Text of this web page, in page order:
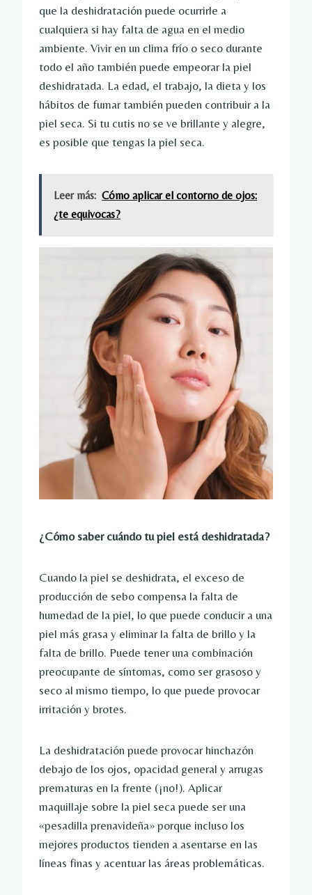
que la deshidratación puede ocurrirle a
cualquiera si hay falta de agua en el medio
ambiente. Vivir en un clima frío o seco durante
todo el año también puede empeorar la piel
deshidratada. La edad, el trabajo, la dieta y los
hábitos de fumar también pueden contribuir a la
piel seca. Si tu cutis no se ve brillante y alegre,
es posible que tengas la piel seca.
Leer más: Cómo aplicar el contorno de ojos:
¿te equivocas?
¿Cómo saber cuándo tu piel está deshidratada?
Cuando la piel se deshidrata, el exceso de
producción de sebo compensa la falta de
humedad de la piel, lo que puede conducir a una
piel más grasa y eliminar la falta de brillo y la
falta de brillo. Puede tener una combinación
preocupante de síntomas, como ser grasoso y
seco al mismo tiempo, lo que puede provocar
irritación y brotes.
La deshidratación puede provocar hinchazón
debajo de los ojos, opacidad general y arrugas
prematuras en la frente (¡no!). Aplicar
maquillaje sobre la piel seca puede ser una
«pesadilla prenavideña» porque incluso los
mejores productos tienden a asentarse en las
líneas finas y acentuar las áreas problemáticas.